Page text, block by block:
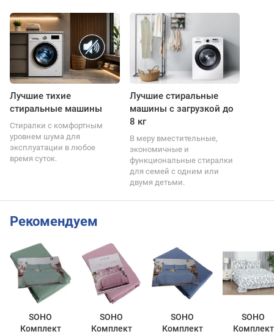
Лучшие тихие
стиральные машины
Стиралки с комфортным
уровнем шума для
эксплуатации в любое
время суток.
Лучшие стиральные
машины с загрузкой до
8 кг
В меру вместительные,
экономичные и
функциональные стиралки
для семей с одним или
двумя детьми.
Рекомендуем
SOHO
Комплект
SOHO
Комплект
SOHO
Комплект
SOHO
Комплект